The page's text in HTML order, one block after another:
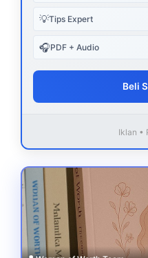
💡Tips Expert
🎧PDF + Audio
Beli
Iklan •